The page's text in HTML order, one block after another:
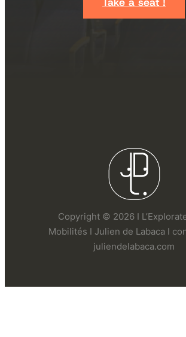
Copyright © 2026 I
Mobilités I Julien de Labaca I
juliendelabaca.com